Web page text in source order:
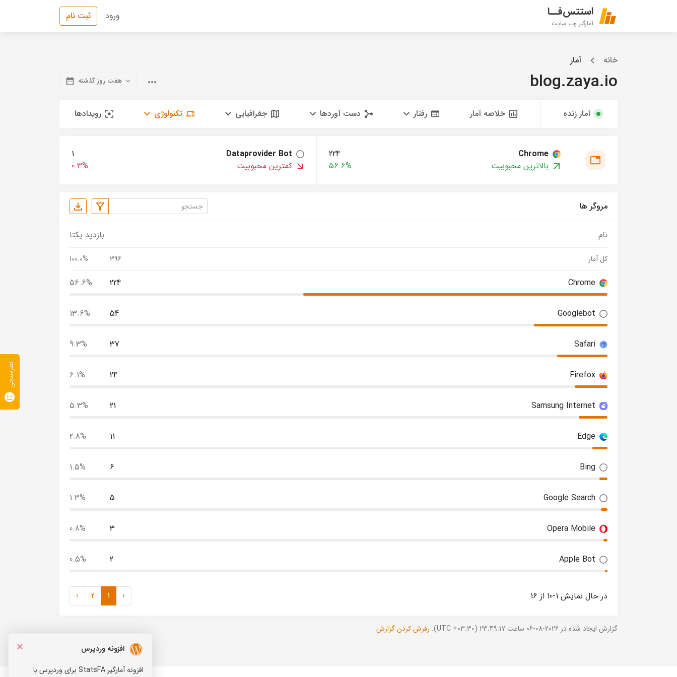
استتس‌فــا
آمارگیر وب سایت
ورود ثبت نام
خانه آمار
blog.zaya.io هفت روز گذشته
آمار زنده خلاصه آمار رفتار دست آوردها جغرافیایی تکنولوژی رویدادها
Chrome
224
بالاترین محبوبیت
56.6%
Dataprovider Bot
1
کمترین محبوبیت
0.3%
مروگر ها
نام بازدید یکتا
کل آمار 396
100.0%
Chrome
224
56.6%
Googlebot
54
13.6%
Safari
37
9.3%
Firefox
24
6.1%
Samsung Internet
21
5.3%
Edge
11
2.8%
Bing
6
1.5%
Google Search
5
1.3%
Opera Mobile
3
0.8%
Apple Bot
2
0.5%
در حال نمایش 1-10 از 16 ‹
1
2
›
گزارش ایجاد شده در 2026-08-06 ساعت 23:49:17 (UTC +03:30). رفرش کردن گزارش
×
افزونه وردپرس
افزونه آمارگیر StatsFA برای وردپرس با
نظرسنجی